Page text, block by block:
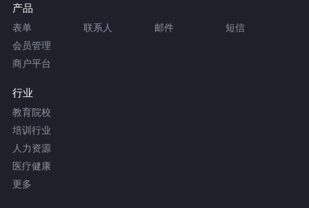
产品
表单 联系人 邮件
短信
会员管理
商户平台
行业
教育院校
培训行业
人力资源
医疗健康
更多